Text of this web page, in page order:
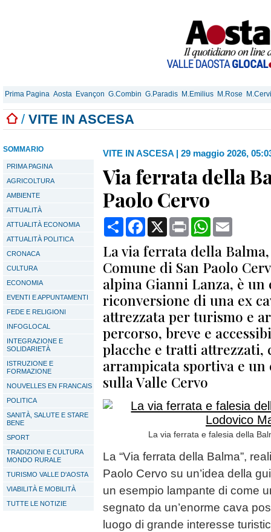
Prima Pagina Aosta Evançon G.Combin G.Paradis M.Emilius M.Rose
/ VITE IN ASCESA
SOMMARIO
PRIMA PAGINA
AGRICOLTURA
AMBIENTE
ATTUALITÀ
ATTUALITÀ ECONOMIA
ATTUALITÀ POLITICA
CRONACA
CULTURA
ECONOMIA
EVENTI E APPUNTAMENTI
FEDE E RELIGIONI
INFOGLOCAL
INTEGRAZIONE E
SOLIDARIETÀ
ISTRUZIONE E
FORMAZIONE
NOUVELLES EN FRANCAIS
POLITICA
SANITÀ, SALUTE E STARE
BENE
SPORT
TRADIZIONI E CULTURA
MONDO RURALE
TURISMO VALLE D'AOSTA
VIABILITÀ E MOBILITÀ
TUTTE LE NOTIZIE
VITE IN ASCESA | 29 maggio 2026,
Via ferrata della
Paolo Cervo
CondividiFacebook
X Print WhatsApp
La via ferrata della
Comune di San Paolo
alpina Gianni Lanza, è un
riconversione di una ex
attrezzata per turismo e
percorso, breve e
placche e tratti attrezzati,
arrampicata sportiva e
sulla Valle Cervo
La via ferrata e falesia della
La “Via ferrata della Balma”,
Paolo Cervo su un’idea della
un esempio lampante di come
segnato da un’enorme cava
luogo di grande interesse